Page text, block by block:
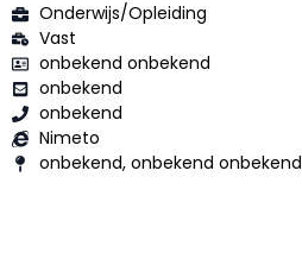
Onderwijs/Opleiding
Vast
onbekend onbekend
onbekend
onbekend
Nimeto
onbekend, onbekend onbekend